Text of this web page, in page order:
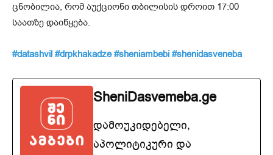
ცნობილია, რომ აუქციონი თბილისის დროით 17:00
საათზე დაიწყება.
#datashvil #drpkhakadze #sheniambebi #shenidasveneba
SheniDasvemeba.ge
დამოუკიდებელი,
აპოლიტიკური და